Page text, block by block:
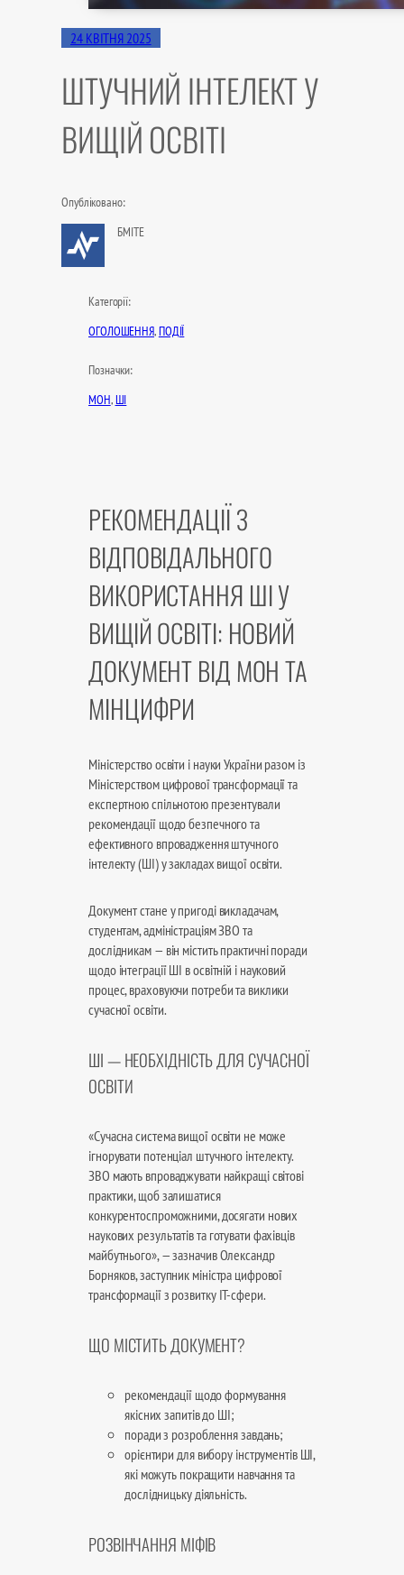
24 КВІТНЯ 2025
ШТУЧНИЙ ІНТЕЛЕКТ У
ВИЩІЙ ОСВІТІ
Опубліковано:
БМІТЕ
Категорії:
ОГОЛОШЕННЯ, ПОДІЇ
Позначки:
МОН, ШІ
РЕКОМЕНДАЦІЇ З
ВІДПОВІДАЛЬНОГО
ВИКОРИСТАННЯ ШІ У
ВИЩІЙ ОСВІТІ: НОВИЙ
ДОКУМЕНТ ВІД МОН ТА
МІНЦИФРИ
Міністерство освіти і науки України разом із
Міністерством цифрової трансформації та
експертною спільнотою презентували
рекомендації щодо безпечного та
ефективного впровадження штучного
інтелекту (ШІ) у закладах вищої освіти.
Документ стане у пригоді викладачам,
студентам, адміністраціям ЗВО та
дослідникам — він містить практичні поради
щодо інтеграції ШІ в освітній і науковий
процес, враховуючи потреби та виклики
сучасної освіти.
ШІ — НЕОБХІДНІСТЬ ДЛЯ СУЧАСНОЇ
ОСВІТИ
«Сучасна система вищої освіти не може
ігнорувати потенціал штучного інтелекту.
ЗВО мають впроваджувати найкращі світові
практики, щоб залишатися
конкурентоспроможними, досягати нових
наукових результатів та готувати фахівців
майбутнього», — зазначив Олександр
Борняков, заступник міністра цифрової
трансформації з розвитку IT-сфери.
ЩО МІСТИТЬ ДОКУМЕНТ?
рекомендації щодо формування
якісних запитів до ШІ;
поради з розроблення завдань;
орієнтири для вибору інструментів ШІ,
які можуть покращити навчання та
дослідницьку діяльність.
РОЗВІНЧАННЯ МІФІВ